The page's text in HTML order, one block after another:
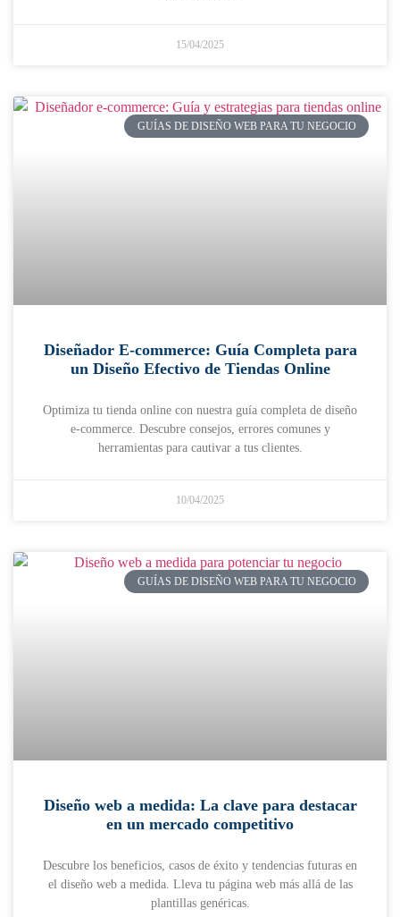
15/04/2025
GUÍAS DE DISEÑO WEB PARA TU NEGOCIO
Diseñador E-commerce: Guía Completa para
un Diseño Efectivo de Tiendas Online
Optimiza tu tienda online con nuestra guía completa de diseño
e-commerce. Descubre consejos, errores comunes y
herramientas para cautivar a tus clientes.
10/04/2025
GUÍAS DE DISEÑO WEB PARA TU NEGOCIO
Diseño web a medida: La clave para destacar
en un mercado competitivo
Descubre los beneficios, casos de éxito y tendencias futuras en
el diseño web a medida. Lleva tu página web más allá de las
plantillas genéricas.